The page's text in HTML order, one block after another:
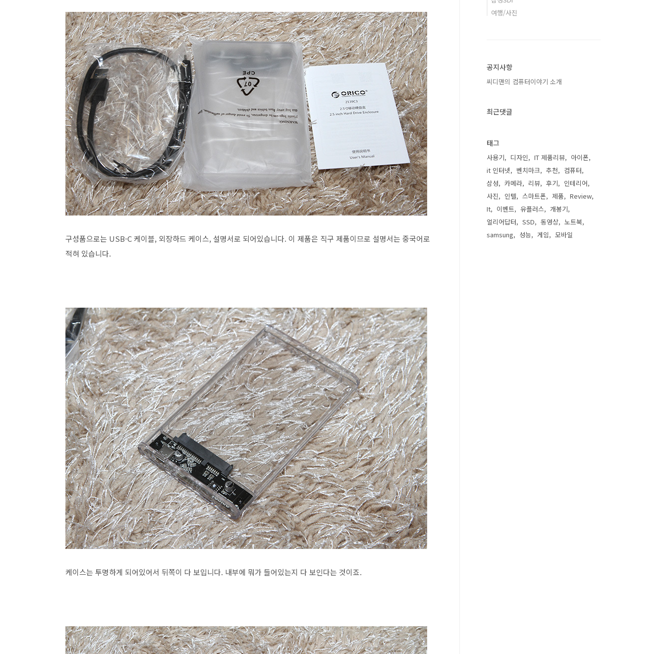
구성품으로는 USB-C 케이블, 외장하드 케이스, 설명서로 되어있습니다. 이 제품은 직구 제품이므로 설명서는 중국어로
적혀 있습니다.
케이스는 투명하게 되어있어서 뒤쪽이 다 보입니다. 내부에 뭐가 들어있는지 다 보인다는 것이죠.
여행/사진
공지사항
씨디맨의 컴퓨터이야기 소개
최근댓글
태그
사용기 디자인 IT 제품리뷰
아이폰
it 인터넷
벤치마크 추천
컴퓨터
삼성
카메라 리뷰 후기
인테리어
사진
인텔 스마트폰 제품
Review
It
이벤트 유플러스
개봉기
얼리어답터
SSD 동영상
노트북
samsung
성능 게임 모바일